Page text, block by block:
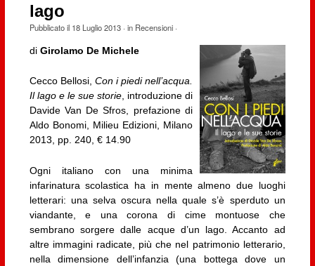
lago
Pubblicato il 18 Luglio 2013· in Recensioni·
di Girolamo De Michele
Cecco Bellosi, Con i piedi nell’acqua.
Il lago e le sue storie, introduzione di
Davide Van De Sfros, prefazione di
Aldo Bonomi, Milieu Edizioni, Milano
2013, pp. 240, € 14.90
Ogni italiano con una minima
infarinatura scolastica ha in mente almeno due luoghi
letterari: una selva oscura nella quale s’è sperduto un
viandante, e una corona di cime montuose che
sembrano sorgere dalle acque d’un lago. Accanto ad
altre immagini radicate, più che nel patrimonio letterario,
nella dimensione dell’infanzia (una bottega dove un